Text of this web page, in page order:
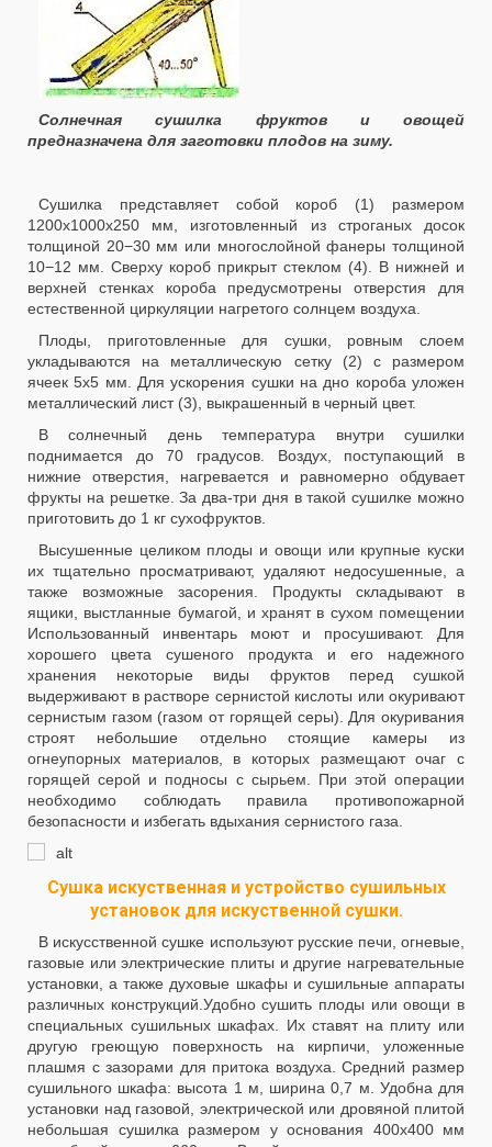
Солнечная сушилка фруктов и овощей
предназначена для заготовки плодов на зиму.
Сушилка представляет собой короб (1) размером
1200x1000x250 мм, изготовленный из строганых досок
толщиной 20−30 мм или многослойной фанеры толщиной
10−12 мм. Сверху короб прикрыт стеклом (4). В нижней и
верхней стенках короба предусмотрены отверстия для
естественной циркуляции нагретого солнцем воздуха.
Плоды, приготовленные для сушки, ровным слоем
укладываются на металлическую сетку (2) с размером
ячеек 5x5 мм. Для ускорения сушки на дно короба уложен
металлический лист (3), выкрашенный в черный цвет.
В солнечный день температура внутри сушилки
поднимается до 70 градусов. Воздух, поступающий в
нижние отверстия, нагревается и равномерно обдувает
фрукты на решетке. За два-три дня в такой сушилке можно
приготовить до 1 кг сухофруктов.
Высушенные целиком плоды и овощи или крупные куски
их тщательно просматривают, удаляют недосушенные, а
также возможные засорения. Продукты складывают в
ящики, выстланные бумагой, и хранят в сухом помещении
Использованный инвентарь моют и просушивают. Для
хорошего цвета сушеного продукта и его надежного
хранения некоторые виды фруктов перед сушкой
выдерживают в растворе сернистой кислоты или окуривают
сернистым газом (газом от горящей серы). Для окуривания
строят небольшие отдельно стоящие камеры из
огнеупорных материалов, в которых размещают очаг с
горящей серой и подносы с сырьем. При этой операции
необходимо соблюдать правила противопожарной
безопасности и избегать вдыхания сернистого газа.
Сушка искуственная и устройство сушильных
установок для искуственной сушки.
В искусственной сушке используют русские печи, огневые,
газовые или электрические плиты и другие нагревательные
установки, а также духовые шкафы и сушильные аппараты
различных конструкций.Удобно сушить плоды или овощи в
специальных сушильных шкафах. Их ставят на плиту или
другую греющую поверхность на кирпичи, уложенные
плашмя с зазорами для притока воздуха. Средний размер
сушильного шкафа: высота 1 м, ширина 0,7 м. Удобна для
установки над газовой, электрической или дровяной плитой
небольшая сушилка размером у основания 400x400 мм